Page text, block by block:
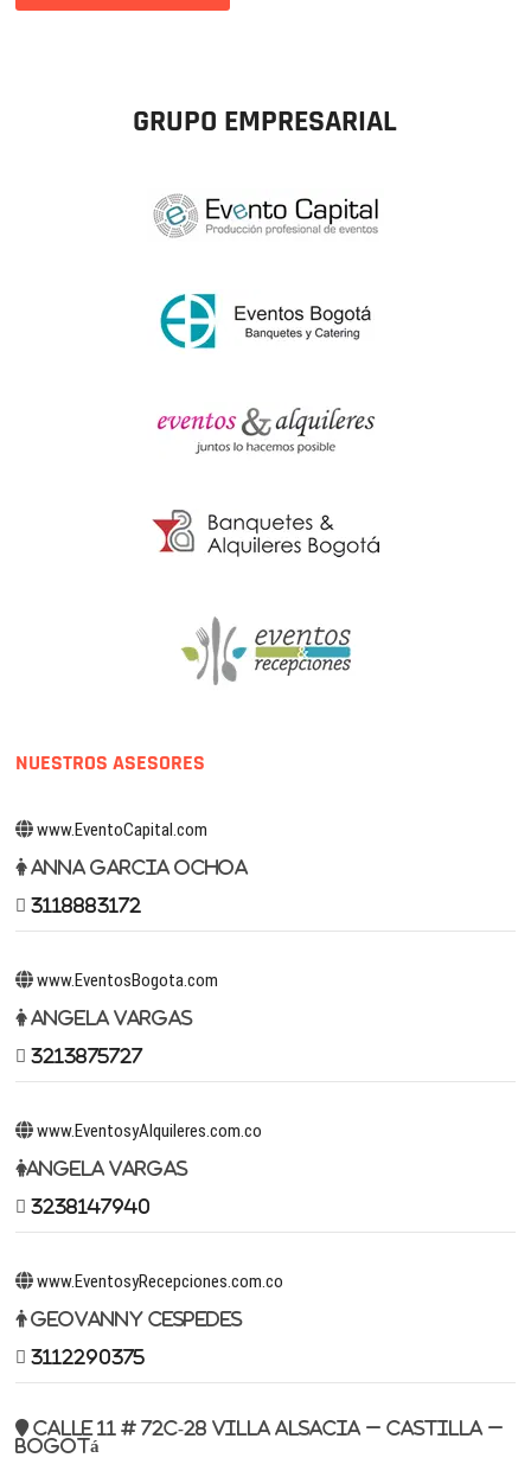
GRUPO EMPRESARIAL
NUESTROS ASESORES
www.EventoCapital.com
Anna Garcia Ochoa
3118883172
www.EventosBogota.com
Angela Vargas
3213875727
www.EventosyAlquileres.com.co
Angela Vargas
3238147940
www.EventosyRecepciones.com.co
Geovanny Cespedes
3112290375
Calle 11 # 72c-28 Villa Alsacia – Castilla –
Bogotá